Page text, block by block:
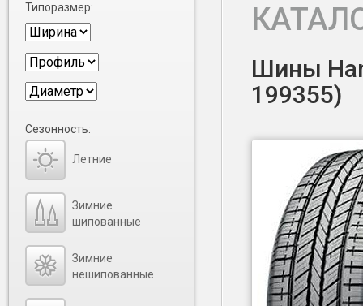
Шины
199355)
Типоразмер:
Сезонность:
Летние
Зимние
шипованные
Зимние
нешипованные